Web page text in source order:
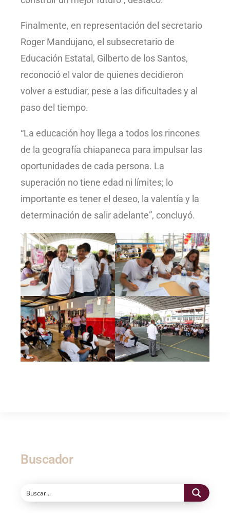
Finalmente, en representación del secretario
Roger Mandujano, el subsecretario de
Educación Estatal, Gilberto de los Santos,
reconoció el valor de quienes decidieron
volver a estudiar, pese a las dificultades y al
paso del tiempo.
“La educación hoy llega a todos los rincones
de la geografía chiapaneca para impulsar las
oportunidades de cada persona. La
superación no tiene edad ni límites; lo
importante es tener el deseo, la valentía y la
determinación de salir adelante”, concluyó.
Buscador